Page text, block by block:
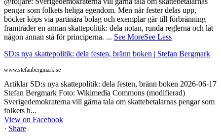
pengar som folkets heliga egendom. Men när fester delas upp,
böcker köps via partinära bolag och exemplar går till förbränning
framträder en annan skattepolitik: dela notan, runda reglerna och låt
någon annan stå för principerna. ... See MoreSee Less
SD:s nya skattepolitik: dela festen, bränn boken | Stefan Bergmark
www.stefanbergmark.se
Artiklar SD:s nya skattepolitik: dela festen, bränn boken 2026-06-17
Stefan Bergmark Foto: Wikimedia Commons (modifierad)
Sverigedemokraterna vill gärna tala om skattebetalarnas pengar som
folkets h...
View on Facebook
· Share